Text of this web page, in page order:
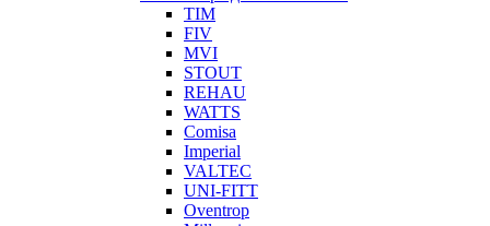
TIM
FIV
MVI
STOUT
REHAU
WATTS
Comisa
Imperial
VALTEC
UNI-FITT
Oventrop